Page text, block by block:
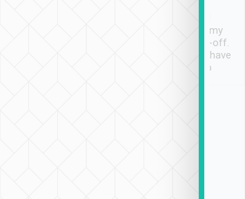
have safely arrived at my
destination after drop-off.
Definitely something I have
not seen elsewhere 👍